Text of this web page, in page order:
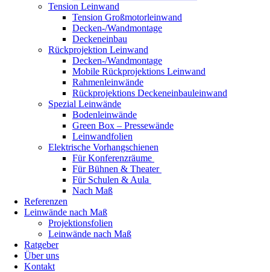
Tension Leinwand
Tension Großmotorleinwand
Decken-/Wandmontage
Deckeneinbau
Rückprojektion Leinwand
Decken-/Wandmontage
Mobile Rückprojektions Leinwand
Rahmenleinwände
Rückprojektions Deckeneinbauleinwand
Spezial Leinwände
Bodenleinwände
Green Box – Pressewände
Leinwandfolien
Elektrische Vorhangschienen
Für Konferenzräume
Für Bühnen & Theater
Für Schulen & Aula
Nach Maß
Referenzen
Leinwände nach Maß
Projektionsfolien
Leinwände nach Maß
Ratgeber
Über uns
Kontakt